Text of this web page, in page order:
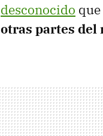
desconocido
otras partes del